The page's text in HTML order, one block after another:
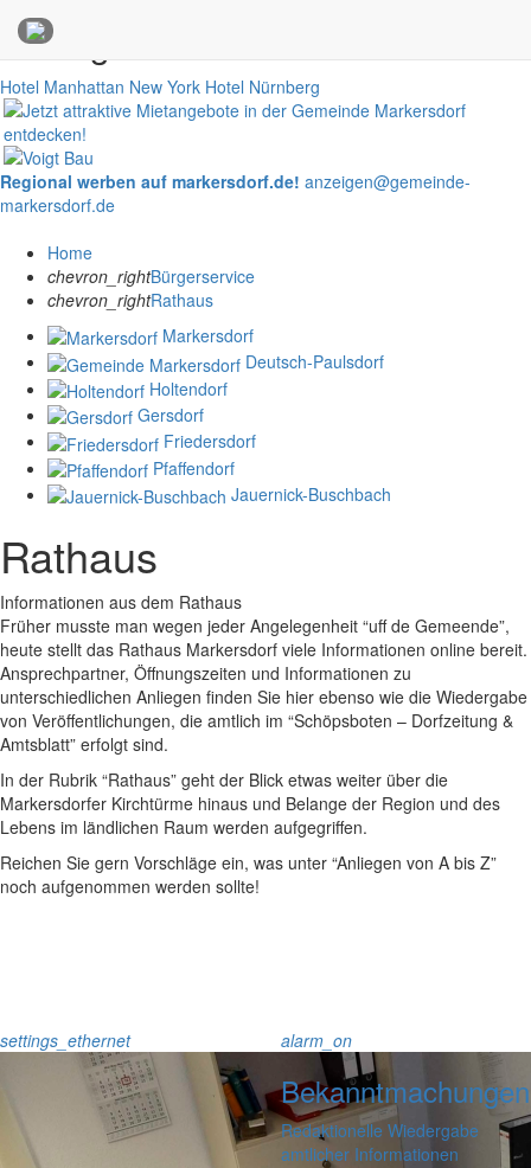
Anzeigen
Hotel Manhattan New York Hotel Nürnberg
Regional werben auf markersdorf.de! anzeigen@gemeinde-
markersdorf.de
Home
chevron_rightBürgerservice
chevron_rightRathaus
Markersdorf
Deutsch-Paulsdorf
Holtendorf
Gersdorf
Friedersdorf
Pfaffendorf
Jauernick-Buschbach
Rathaus
Informationen aus dem Rathaus
Früher musste man wegen jeder Angelegenheit “uff de Gemeende”,
heute stellt das Rathaus Markersdorf viele Informationen online bereit.
Ansprechpartner, Öffnungszeiten und Informationen zu
unterschiedlichen Anliegen finden Sie hier ebenso wie die Wiedergabe
von Veröffentlichungen, die amtlich im “Schöpsboten – Dorfzeitung &
Amtsblatt” erfolgt sind.
In der Rubrik “Rathaus” geht der Blick etwas weiter über die
Markersdorfer Kirchtürme hinaus und Belange der Region und des
Lebens im ländlichen Raum werden aufgegriffen.
Reichen Sie gern Vorschläge ein, was unter “Anliegen von A bis Z”
noch aufgenommen werden sollte!
settings_ethernet alarm_on
Bekanntmachungen
Redaktionelle Wiedergabe
amtlicher Informationen